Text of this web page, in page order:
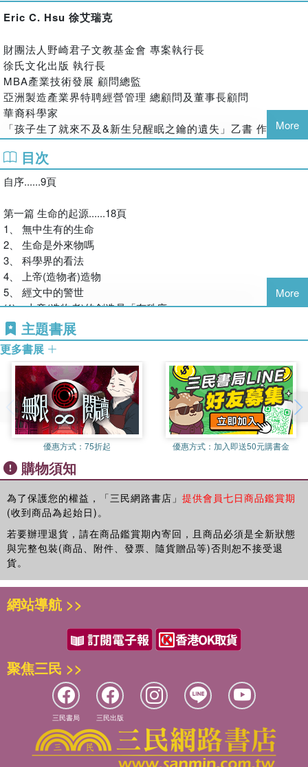
作者“Eric C. Hsu”近日完成一本非常重要的著作，它不單純的
響層面之廣泛，並將影響大多數人類的現在與未來，希望透過
大眾來支持這本著作的發行，讓這本著作發行到全世界的每個
角落，幫助到每一個需要的人。(這本著作已被國家圖書館編列
在新生兒科、病因學書目內)
解開世紀之「謎」症 Unsolvable Mystery of the Century
過動症、亞斯伯格症、自閉症、過敏兒的「肇因的發現」
根據國際衛生組織的最新數據顯示，日漸增加的「過動症」人
口數比已達到10：1，也就是說每十個人當中就有一位「過動
青中壯年人口數，兒童青少年人口概約25億人，其中過動症人
口就超過2億人，這個數字相當令人驚聳，而且數字還在不斷
的向上快速爬升中，這還不包括亞斯伯格症、自閉症、過敏
兒..等症狀人口數。
以美國而言，過動症人口就超過1,200萬人數，日本更超過這
者，至今也無法可醫。在這些家庭中只要一個孩子有過動症的
問題，這代表著這個家庭的夢魘就從此開始，而且事關一輩子
的事情，看看身邊周遭的孩子們，千萬不要心存僥倖，畢竟這
些孩子大多是在進入學齡後才明顯表象出其症狀，其影響層度
絕對超乎您的想像。
過動症、亞斯伯格症、自閉症、過敏兒..等症狀究竟是怎麼來
截至今日為止，全世界沒有任何一個醫療機構、醫生、科學
你：「它們是怎麼肇成的....」，這也意味著目前所有針對這類
症狀的治療，包括藥物及物理性療法全都是治標不治本的辦
法。所以錯誤的資訊導致更嚴重的影響及傷害，坊間有關這類
的著作大多是教育父母親如何和這類孩子相處互動，和認識這
類症狀，事實上，這些作者連肇因是什麼都搞不清楚的情況
下，往往誤導錯誤的訊息和方法...而大量的使用藥物治療也造
成患者腦部中樞的永久性傷害。
由於過動症大量的急速出現，造成恐慌，使得美國在1990年
時，由當時的美國總統召集國會，成立一個計劃，這計劃名
為：「大腦研究十年計劃」，目的是要找出造成過動症的肇
因，如今二十二年都過去了，為什麼到今天美國及世界各先進
國家的醫學界和科學界在不斷的投入大量精英人力、巨額費用
和耗時幾十年的研究，仍然找不出答案，說明真正造成過動
症、亞斯伯格症、自閉症、過敏兒..等症狀的原因？
那些症狀的出現代表了什麼意義？
Eric C. Hsu 徐艾瑞克
財團法人野崎君子文教基金會 專案執行長
徐氏文化出版 執行長
MBA產業技術發展 顧問總監
亞洲製造產業界特聘經營管理 總顧問及董事長顧問
華裔科學家
「孩子生了就來不及&新生兒醒眠之鑰的遺失」乙書 作者
作者經歷~
從傳統製造產業到各種綠能高科技*從電子機械技術到生醫高
科技領域
創造出許多廣受歡迎的新科技產品*是個科學家更是傑出多產
的發明家
個人擁有近百項美國發明專利經歷*從美國矽谷到亞洲的中港
台經濟圈
從研發工程專師開始升遷到總經理*顧問服務一般中小企業至
上市公司
More
目次
自序......9頁
第一篇 生命的起源......18頁
1、 無中生有的生命
2、 生命是外來物嗎
3、 科學界的看法
4、 上帝(造物者)造物
5、 經文中的警世
(1)、上帝(造物者)的創造是「有秩序」
(2)、上帝(造物者)的創造是「和協的」
(3)、上帝(造物者)創造一切「是好的」
(4)、上帝(造物者)有絕對的「治理權」
(5)、上帝(造物者)的「刑罰將會到臨」
6、人類試圖扮演上帝(造物者)的角色
第二篇 生命的演進......39頁
1、 生命的0與1的邏輯與因素
2、 自然生熊法則
3、 獅子與斑馬的弱肉強食
4、 物競天擇，適者生存
5、 遺傳與進化論
6、 災變論驟變說
7、 中性演化理論
8、 反駁的路只有兩條
1、 生命的起點與因果關係論
2、 人類已經扮演上帝(造物者)的角色
4、事實上這個惡夢早在數十年前就已經開始了…
5、生命該由你決定嗎
6、驗證再現達爾文的演化論及孟德爾的遺傳學
7、所有的人都還不知道問題的嚴重性
第四篇 過動兒、過敏兒、亞斯伯格症、自閉症分析......83頁
1、 注意力不足「過動症」
2、 ADHD的病徵與症狀
More
主題書展
更多書展
優惠方式： 75折起 優惠方式： 加入即送50元購書金
購物須知
為了保護您的權益，「三民網路書店」 提供會員七日商品鑑賞期
(收到商品為起始日)。
若要辦理退貨，請在商品鑑賞期內寄回，且商品必須是全新狀態
與完整包裝(商品、附件、發票、隨貨贈品等)否則恕不接受退
貨。
網站導航 >>
聚焦三民 >>
三民書局 三民出版